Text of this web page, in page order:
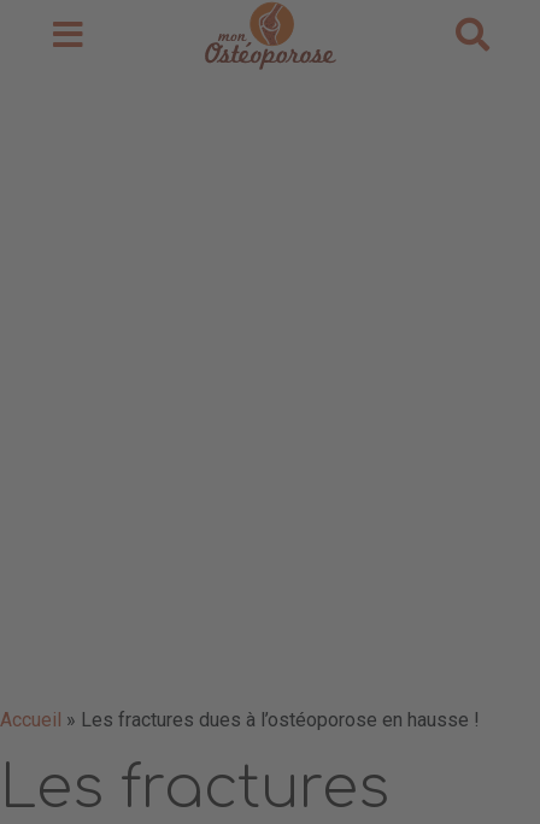
Accueil » Les fractures dues à l’ostéoporose en hausse !
Les fractures